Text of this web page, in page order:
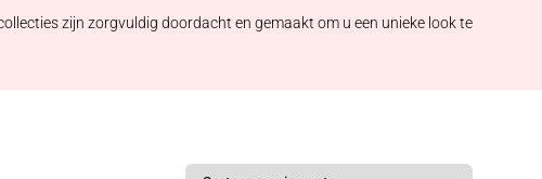
zijn zorgvuldig doordacht en gemaakt om u een unieke look te